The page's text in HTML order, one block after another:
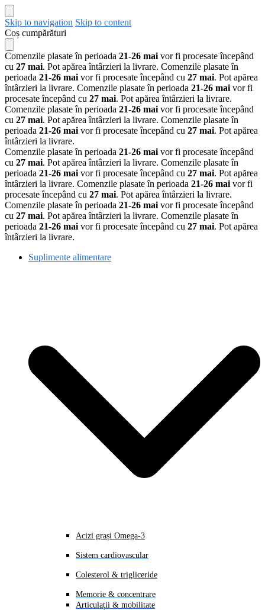
Skip to navigation Skip to content
Coș cumpărături
Comenzile plasate în perioada 21-26 mai vor fi procesate începând
cu 27 mai. Pot apărea întârzieri la livrare. Comenzile plasate în
perioada 21-26 mai vor fi procesate începând cu 27 mai. Pot apărea
întârzieri la livrare. Comenzile plasate în perioada 21-26 mai vor fi
procesate începând cu 27 mai. Pot apărea întârzieri la livrare.
Comenzile plasate în perioada 21-26 mai vor fi procesate începând
cu 27 mai. Pot apărea întârzieri la livrare. Comenzile plasate în
perioada 21-26 mai vor fi procesate începând cu 27 mai. Pot apărea
întârzieri la livrare.
Comenzile plasate în perioada 21-26 mai vor fi procesate începând
cu 27 mai. Pot apărea întârzieri la livrare. Comenzile plasate în
perioada 21-26 mai vor fi procesate începând cu 27 mai. Pot apărea
întârzieri la livrare. Comenzile plasate în perioada 21-26 mai vor fi
procesate începând cu 27 mai. Pot apărea întârzieri la livrare.
Comenzile plasate în perioada 21-26 mai vor fi procesate începând
cu 27 mai. Pot apărea întârzieri la livrare. Comenzile plasate în
perioada 21-26 mai vor fi procesate începând cu 27 mai. Pot apărea
întârzieri la livrare.
Suplimente alimentare
Acizi grași Omega-3
Sistem cardiovascular
Colesterol & trigliceride
Memorie & concentrare
Articulații & mobilitate